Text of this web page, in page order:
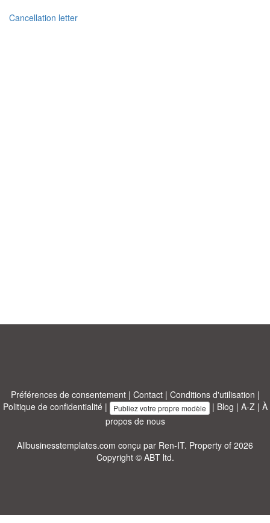
Cancellation letter
Préférences de consentement| Contact| Conditions d'utilisation |
Politique de confidentialité| Publiez votre propre modèle | Blog | A-Z| À
propos de nous
Allbusinesstemplates.com conçu par Ren-IT. Property of 2026
Copyright © ABT ltd.